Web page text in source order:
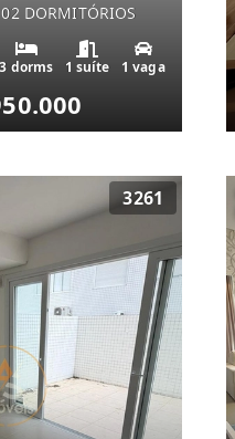
DORMITÓRIOS
3 dorms 1 suíte 1 vaga
3261